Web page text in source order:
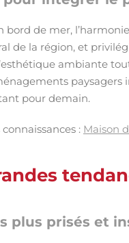
bord de mer,
de la région, et
ambiante
pour demain.
: Maison
plus prisés et